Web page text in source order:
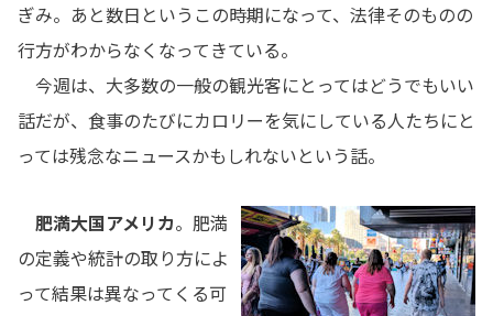
ぎみ。あと数日というこの時期になって、法律そのものの
行方がわからなくなってきている。
今週は、大多数の一般の観光客にとってはどうでもいい
話だが、食事のたびにカロリーを気にしている人たちにと
っては残念なニュースかもしれないという話。
肥満大国アメリカ。肥満
の定義や統計の取り方によ
って結果は異なってくる可